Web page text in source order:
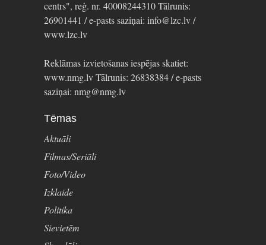
centrs", reģ. nr. 40008244310 Tālrunis:
26901441 / e-pasts saziņai: info@lzc.lv /
www.lzc.lv
Reklāmas izvietošanas iespējas skatiet:
www.nmg.lv Tālrunis: 26838384 / e-pasts
saziņai: nmg@nmg.lv
Tēmas
Aktuāli
Filmas/Seriāli
Foto/Video
Izklaide
Politika
Sievietēm